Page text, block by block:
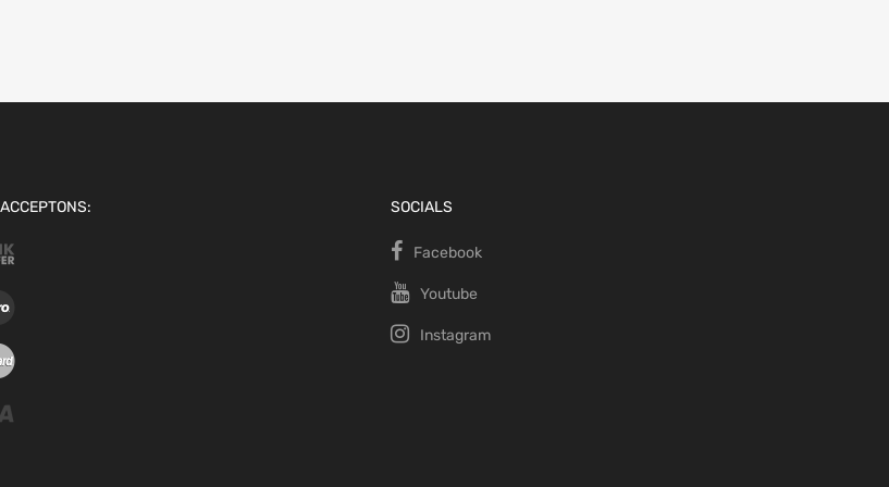
SOCIALS
Facebook
Youtube
Instagram